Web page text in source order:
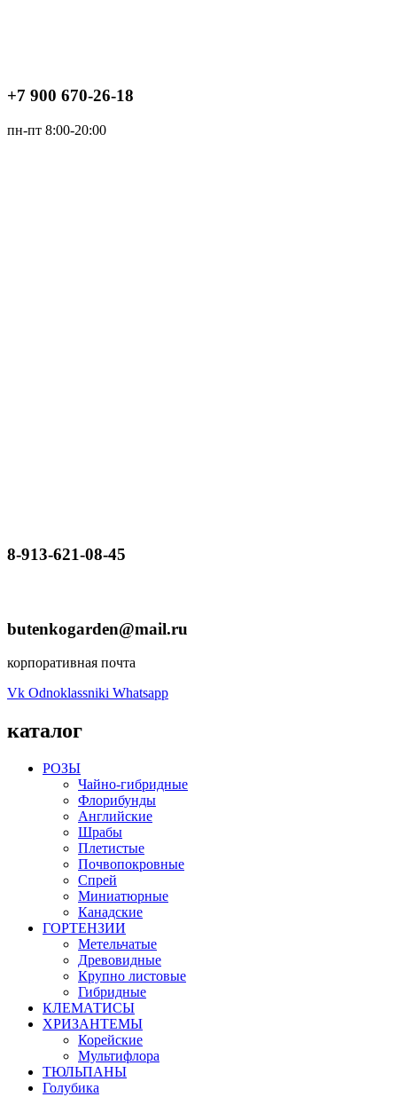
+7 900 670-26-18
пн-пт 8:00-20:00
8-913-621-08-45
butenkogarden@mail.ru
корпоративная почта
Vk Odnoklassniki Whatsapp
каталог
РОЗЫ
Чайно-гибридные
Флорибунды
Английские
Шрабы
Плетистые
Почвопокровные
Спрей
Миниатюрные
Канадские
ГОРТЕНЗИИ
Метельчатые
Древовидные
Крупно листовые
Гибридные
КЛЕМАТИСЫ
ХРИЗАНТЕМЫ
Корейские
Мультифлора
ТЮЛЬПАНЫ
Голубика